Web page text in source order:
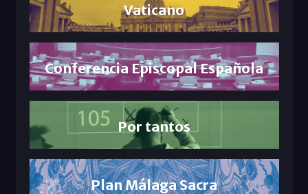
Vaticano
Conferencia Episcopal Española
Por tantos
Plan Málaga Sacra